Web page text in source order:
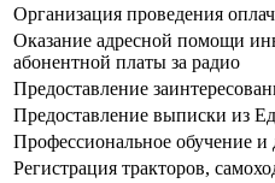
Организация проведения
Оказание адресной помощи
абонентной платы за радио
Предоставление
Предоставление выписки из
Профессиональное обучение и
Регистрация тракторов,